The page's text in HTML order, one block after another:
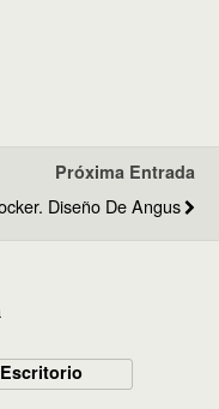
Próxima Entrada
Diseño De Angus
Escritorio